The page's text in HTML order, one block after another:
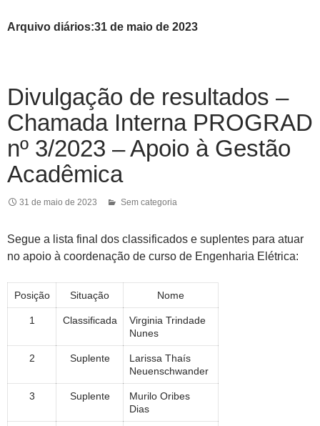
Arquivo diários:31 de maio de 2023
Divulgação de resultados –
Chamada Interna PROGRAD
nº 3/2023 – Apoio à Gestão
Acadêmica
31 de maio de 2023 Sem categoria
Segue a lista final dos classificados e suplentes para atuar
no apoio à coordenação de curso de Engenharia Elétrica:
Posição Situação Nome
1 Classificada
Virginia Trindade
Nunes
2 Suplente
Larissa Thaís
Neuenschwander
3 Suplente
Murilo Oribes
Dias